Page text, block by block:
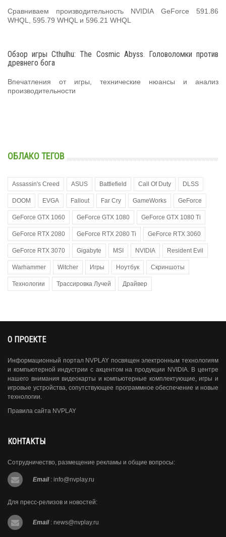
Сравниваем производительность NVIDIA GeForce 591.86
WHQL, 595.79 WHQL и 596.21 WHQL
Обзор игры Cthulhu: The Cosmic Abyss. Головоломки против
древнего бога
Впечатления от игры, технические нюансы и анализ
производительности
ОБЛАКО ТЕГОВ
Assassin's Creed ASUS Battlefield Call Of Duty DLSS
DOOM EVGA Fallout Far Cry GameWorks GeForce
GeForce GTX 1060 GeForce GTX 1080 GeForce GTX 1080 Ti
GeForce RTX 2080 GeForce RTX 2080 Ti GeForce RTX 3060
GeForce RTX 3070 Gigabyte MSI NVIDIA Resident Evil
Warhammer Witcher Игры Ноутбук Скриншоты
Технологии Трассировка Лучей Драйвер
О ПРОЕКТЕ
Информационный портал NVPLAY посвящен электронным технологиям
и компьютерной индустрии с акцентом на продукции NVIDIA. В центре
нашего внимания видеокарты и компьютерные комплектующие, игры и
игровые устройства, сопутствующее программное обеспечение и новые
технологии.
Правила сайта NVPLAY
КОНТАКТЫ
Сотрудничество, размещение рекламы и общие вопросы:
Email : info@nvplay.ru
Для пресс-релизов и новостей:
Email : news@nvplay.ru